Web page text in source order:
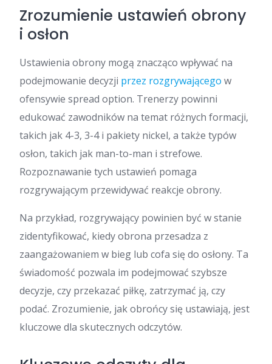
Zrozumienie ustawień obrony
i osłon
Ustawienia obrony mogą znacząco wpływać na
podejmowanie decyzji przez rozgrywającego w
ofensywie spread option. Trenerzy powinni
edukować zawodników na temat różnych formacji,
takich jak 4-3, 3-4 i pakiety nickel, a także typów
osłon, takich jak man-to-man i strefowe.
Rozpoznawanie tych ustawień pomaga
rozgrywającym przewidywać reakcje obrony.
Na przykład, rozgrywający powinien być w stanie
zidentyfikować, kiedy obrona przesadza z
zaangażowaniem w bieg lub cofa się do osłony. Ta
świadomość pozwala im podejmować szybsze
decyzje, czy przekazać piłkę, zatrzymać ją, czy
podać. Zrozumienie, jak obrońcy się ustawiają, jest
kluczowe dla skutecznych odczytów.